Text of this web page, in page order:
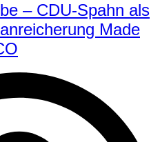
– CDU-Spahn als
Made